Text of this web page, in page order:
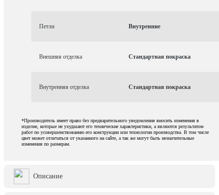
Петли Внутренние
Внешняя отделка Стандартная покраска
Внутренняя отделка Стандартная покраска
*Производитель имеет право без предварительного уведомления вносить изменения в
изделие, которые не ухудшают его технические характеристики, а являются результатом
работ по усовершенствованию его конструкции или технологии производства. В том числе
цвет может отличаться от указанного на сайте, а так же могут быть незначительные
изменения по размерам.
Описание